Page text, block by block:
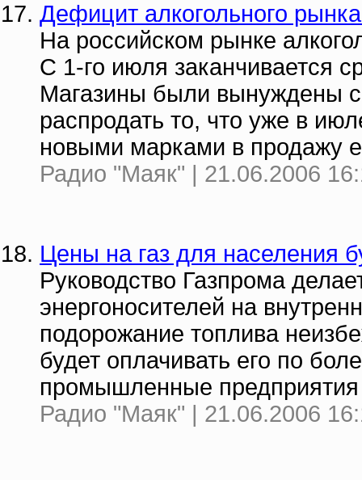
Дефицит алкогольного
На российском рынке
С 1-го июля заканчивается
Магазины были вынуждены
распродать то, что уже в
новыми марками в продажу
Радио "Маяк" | 21.06.2006
Цены на газ для населения
Руководство Газпрома
энергоносителей на
подорожание топлива
будет оплачивать его по
промышленные предприятия
Радио "Маяк" | 21.06.2006